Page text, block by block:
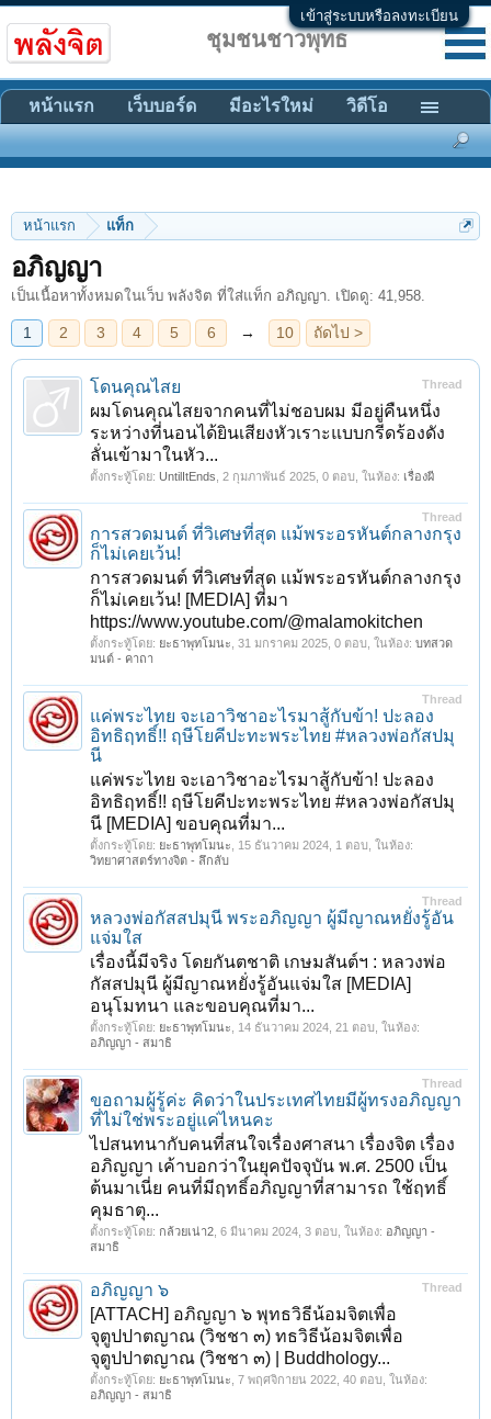
เข้าสู่ระบบหรือลงทะเบียน
หน้าแรก แท็ก
อภิญญา
เป็นเนื้อหาทั้งหมดในเว็บ พลังจิต ที่ใส่แท็ก อภิญญา. เปิดดู: 41,958.
1 2 3 4 5 6 → 10 ถัดไป >
Thread
โดนคุณไสย
ผมโดนคุณไสยจากคนที่ไม่ชอบผม มีอยู่คืนหนึ่ง
ระหว่างที่นอนได้ยินเสียงหัวเราะแบบกรีดร้องดัง
ลั่นเข้ามาในหัว...
ตั้งกระทู้โดย: UntilItEnds 2 กุมภาพันธ์ 2025 , 0 ตอบ, ในห้อง: เรื่องผี
Thread
การสวดมนต์ ที่วิเศษที่สุด แม้พระอรหันต์กลางกรุง
ก็ไม่เคยเว้น!
การสวดมนต์ ที่วิเศษที่สุด แม้พระอรหันต์กลางกรุง
ก็ไม่เคยเว้น! [MEDIA] ที่มา
https://www.youtube.com/@malamokitchen
ตั้งกระทู้โดย: ยะธาพุทโมนะ 31 มกราคม 2025 , 0 ตอบ, ในห้อง: บทสวด
มนต์ - คาถา
Thread
แค่พระไทย จะเอาวิชาอะไรมาสู้กับข้า! ปะลอง
อิทธิฤทธิ์!! ฤษีโยคีปะทะพระไทย #หลวงพ่อกัสปมุ
นี
แค่พระไทย จะเอาวิชาอะไรมาสู้กับข้า! ปะลอง
อิทธิฤทธิ์!! ฤษีโยคีปะทะพระไทย #หลวงพ่อกัสปมุ
นี [MEDIA] ขอบคุณที่มา...
ตั้งกระทู้โดย: ยะธาพุทโมนะ 15 ธันวาคม 2024 , 1 ตอบ, ในห้อง:
วิทยาศาสตร์ทางจิต - ลึกลับ
Thread
หลวงพ่อกัสสปมุนี พระอภิญญา ผู้มีญาณหยั่งรู้อัน
แจ่มใส
เรื่องนี้มีจริง โดยกันตชาติ เกษมสันต์ฯ : หลวงพ่อ
กัสสปมุนี ผู้มีญาณหยั่งรู้อันแจ่มใส [MEDIA]
อนุโมทนา และขอบคุณที่มา...
ตั้งกระทู้โดย: ยะธาพุทโมนะ 14 ธันวาคม 2024 , 21 ตอบ, ในห้อง:
อภิญญา - สมาธิ
Thread
ขอถามผู้รู้ค่ะ คิดว่าในประเทศไทยมีผู้ทรงอภิญญา
ที่ไม่ใช่พระอยู่แค่ไหนคะ
ไปสนทนากับคนที่สนใจเรื่องศาสนา เรื่องจิต เรื่อง
อภิญญา เค้าบอกว่าในยุคปัจจุบัน พ.ศ. 2500 เป็น
ต้นมาเนี่ย คนที่มีฤทธิ์อภิญญาที่สามารถ ใช้ฤทธิ์
คุมธาตุ...
ตั้งกระทู้โดย: กล้วยเน่า2 6 มีนาคม 2024 , 3 ตอบ, ในห้อง: อภิญญา -
สมาธิ
Thread
อภิญญา ๖
[ATTACH] อภิญญา ๖ พุทธวิธีน้อมจิตเพื่อ
จุตูปปาตญาณ (วิชชา ๓) ทธวิธีน้อมจิตเพื่อ
จุตูปปาตญาณ (วิชชา ๓) | Buddhology...
ตั้งกระทู้โดย: ยะธาพุทโมนะ 7 พฤศจิกายน 2022 , 40 ตอบ, ในห้อง:
อภิญญา - สมาธิ
ชุมชนชาวพุทธ
หน้าแรก เว็บบอร์ด มีอะไรใหม่ วิดีโอ